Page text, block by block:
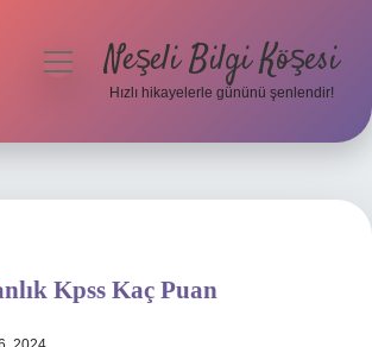
menüyüNeşeli Bilgi Köşesi
Hızlı hikayelerle gününü şenlendir!
Kpss Kaç Puan